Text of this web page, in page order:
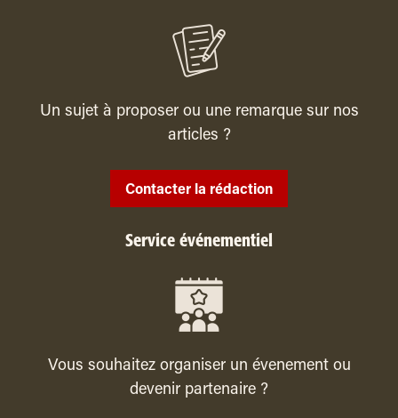
Un sujet à proposer ou une remarque sur nos
articles ?
Contacter la rédaction
Service événementiel
Vous souhaitez organiser un évenement ou
devenir partenaire ?